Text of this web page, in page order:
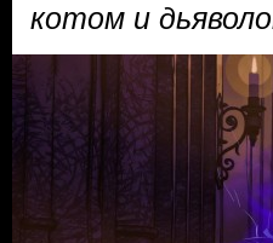
котом и